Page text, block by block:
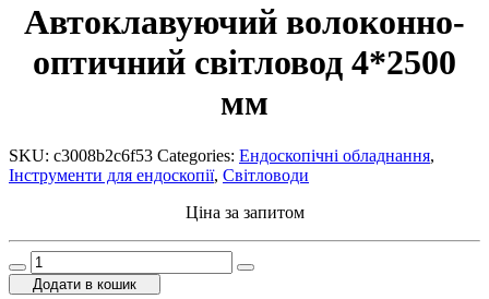
Автоклавуючий волоконно-
оптичний світловод 4*2500
мм
SKU: c3008b2c6f53 Categories: Ендоскопічні обладнання,
Інструменти для ендоскопії, Світловоди
Ціна за запитом
Автоклавуючий
волоконно-
Додати в кошик